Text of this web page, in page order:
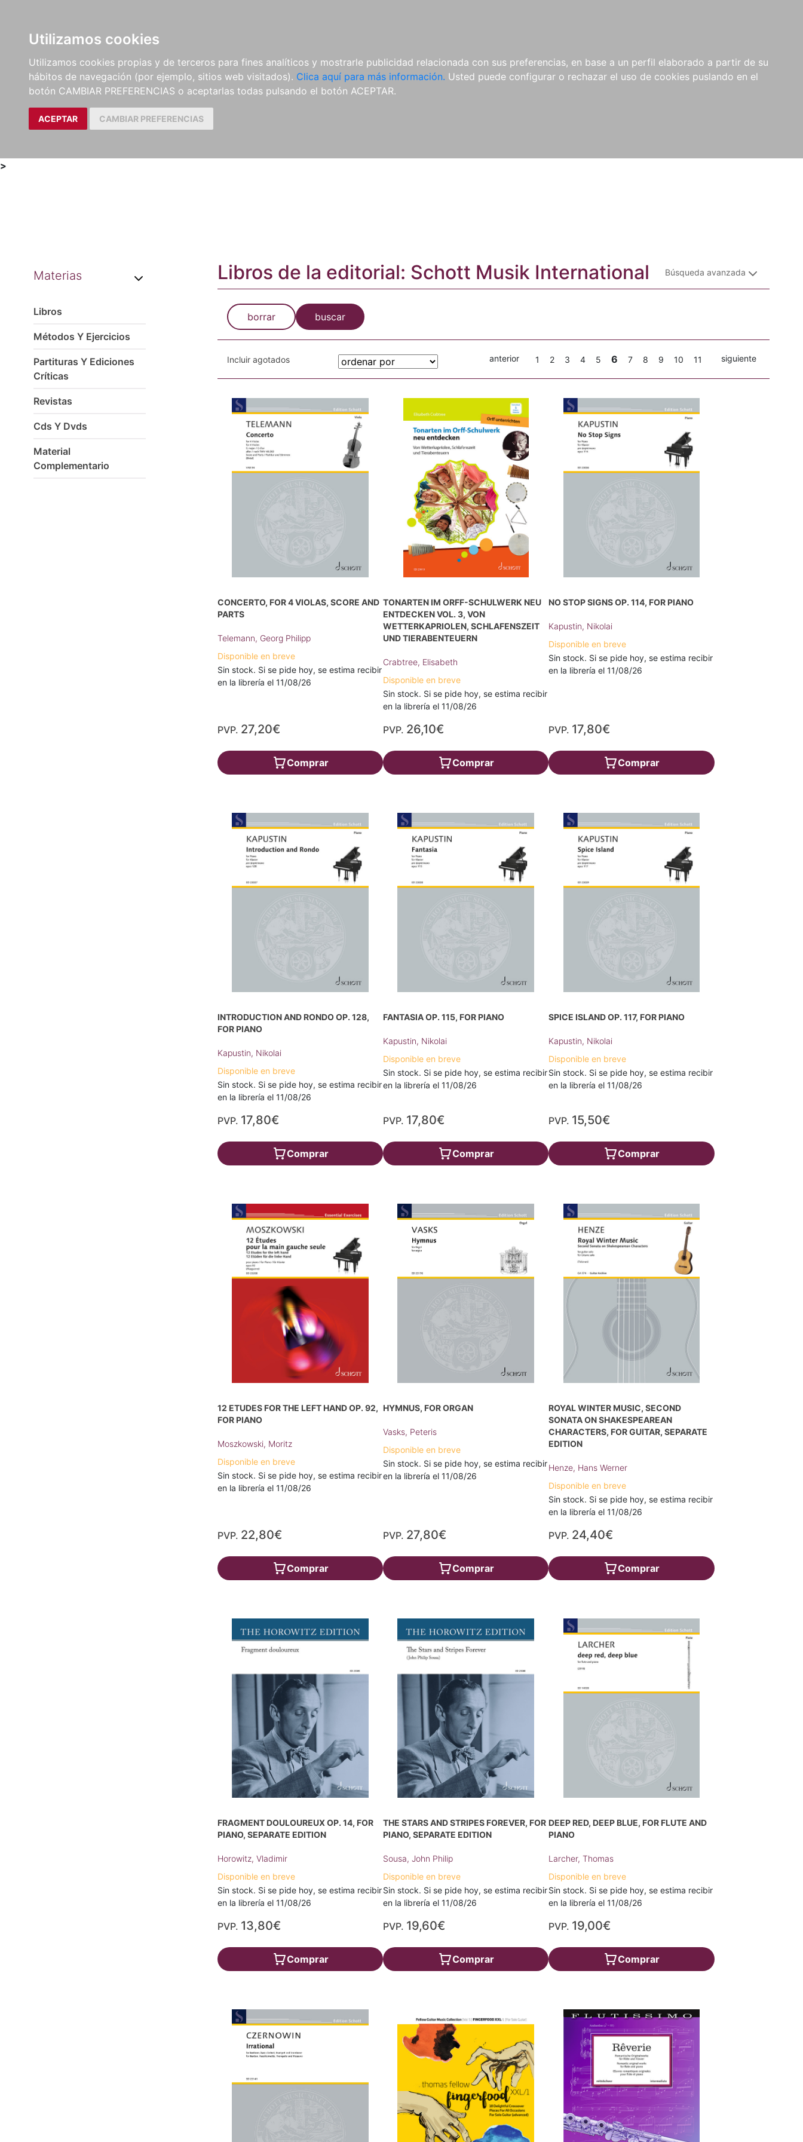
Utilizamos cookies
Utilizamos cookies propias y de terceros para fines analíticos y mostrarle publicidad relacionada con sus preferencias, en base a un perfil elaborado a partir de su
hábitos de navegación (por ejemplo, sitios web visitados). Clica aquí para más información. Usted puede configurar o rechazar el uso de cookies puslando en el
botón CAMBIAR PREFERENCIAS o aceptarlas todas pulsando el botón ACEPTAR.
ACEPTAR CAMBIAR PREFERENCIAS
LIBROS
MÉTODOS Y
EJERCICIOS
PARTITURAS Y EDICIONES
CRÍTICAS
REVISTAS
CDS Y
DVDS
MATERIAL
COMPLEMENTARIO
NOVEDADES NOTICIAS
COMPRAS
INSTITUCIONALES
>
Materias
Libros
Métodos Y Ejercicios
Partituras Y Ediciones
Críticas
Revistas
Cds Y Dvds
Material
Complementario
Libros de la editorial: Schott Musik International Búsqueda avanzada
borrar buscar
Incluir agotados anterior 1 2 3 4 5 6 7 8 9 10 11 siguiente
CONCERTO, FOR 4 VIOLAS, SCORE AND
PARTS
Telemann, Georg Philipp
Disponible en breve
Sin stock. Si se pide hoy, se estima recibir
en la librería el 11/08/26
PVP. 27,20€
Comprar
TONARTEN IM ORFF-SCHULWERK NEU
ENTDECKEN VOL. 3, VON
WETTERKAPRIOLEN, SCHLAFENSZEIT
UND TIERABENTEUERN
Crabtree, Elisabeth
Disponible en breve
Sin stock. Si se pide hoy, se estima recibir
en la librería el 11/08/26
PVP. 26,10€
Comprar
NO STOP SIGNS OP. 114, FOR PIANO
Kapustin, Nikolai
Disponible en breve
Sin stock. Si se pide hoy, se estima recibir
en la librería el 11/08/26
PVP. 17,80€
Comprar
INTRODUCTION AND RONDO OP. 128,
FOR PIANO
Kapustin, Nikolai
Disponible en breve
Sin stock. Si se pide hoy, se estima recibir
en la librería el 11/08/26
PVP. 17,80€
Comprar
FANTASIA OP. 115, FOR PIANO
Kapustin, Nikolai
Disponible en breve
Sin stock. Si se pide hoy, se estima recibir
en la librería el 11/08/26
PVP. 17,80€
Comprar
SPICE ISLAND OP. 117, FOR PIANO
Kapustin, Nikolai
Disponible en breve
Sin stock. Si se pide hoy, se estima recibir
en la librería el 11/08/26
PVP. 15,50€
Comprar
12 ETUDES FOR THE LEFT HAND OP. 92,
FOR PIANO
Moszkowski, Moritz
Disponible en breve
Sin stock. Si se pide hoy, se estima recibir
en la librería el 11/08/26
PVP. 22,80€
Comprar
HYMNUS, FOR ORGAN
Vasks, Peteris
Disponible en breve
Sin stock. Si se pide hoy, se estima recibir
en la librería el 11/08/26
PVP. 27,80€
Comprar
ROYAL WINTER MUSIC, SECOND
SONATA ON SHAKESPEAREAN
CHARACTERS, FOR GUITAR, SEPARATE
EDITION
Henze, Hans Werner
Disponible en breve
Sin stock. Si se pide hoy, se estima recibir
en la librería el 11/08/26
PVP. 24,40€
Comprar
FRAGMENT DOULOUREUX OP. 14, FOR
PIANO, SEPARATE EDITION
Horowitz, Vladimir
Disponible en breve
Sin stock. Si se pide hoy, se estima recibir
en la librería el 11/08/26
PVP. 13,80€
Comprar
THE STARS AND STRIPES FOREVER, FOR
PIANO, SEPARATE EDITION
Sousa, John Philip
Disponible en breve
Sin stock. Si se pide hoy, se estima recibir
en la librería el 11/08/26
PVP. 19,60€
Comprar
DEEP RED, DEEP BLUE, FOR FLUTE AND
PIANO
Larcher, Thomas
Disponible en breve
Sin stock. Si se pide hoy, se estima recibir
en la librería el 11/08/26
PVP. 19,00€
Comprar